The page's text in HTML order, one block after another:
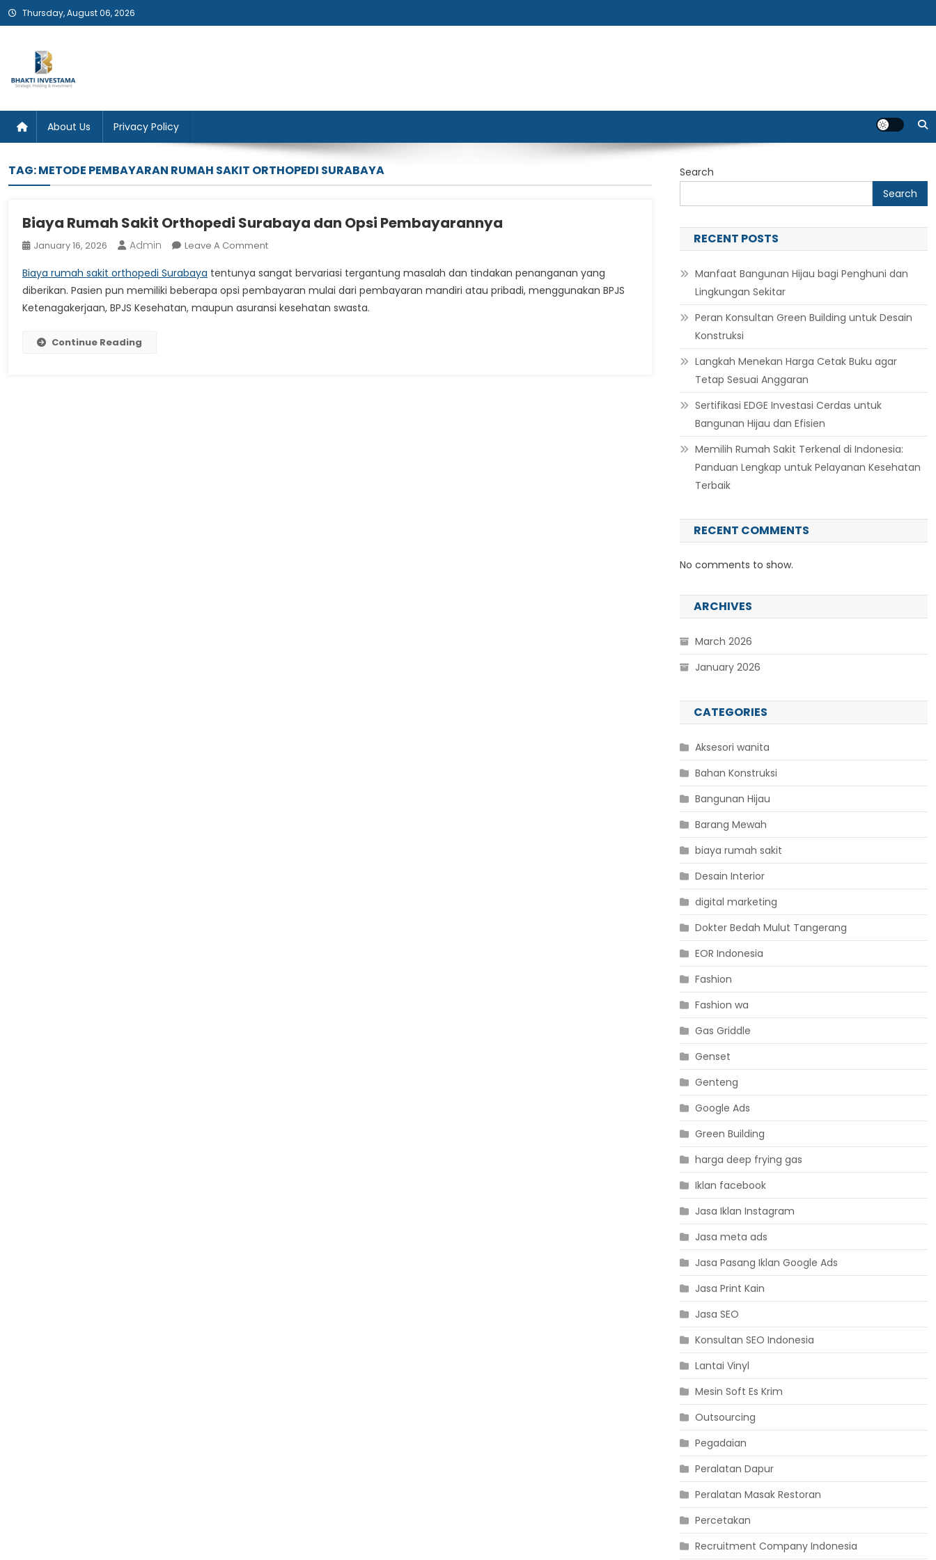
Skip
to
Thursday, August 06, 2026
Bhakti Investama
About Us Privacy Policy
TAG:METODE PEMBAYARAN RUMAH SAKIT ORTHOPEDI SURABAYA
Biaya Rumah Sakit Orthopedi Surabaya dan Opsi Pembayarannya
January 16, 2026 Admin Leave A CommentOn
Rumah
Sakit
Orthopedi
Biaya rumah sakit orthopedi Surabaya tentunya sangat bervariasi tergantung masalah dan tindakan penanganan yang
diberikan. Pasien pun memiliki beberapa opsi pembayaran mulai dari pembayaran mandiri atau pribadi, menggunakan BPJS
Ketenagakerjaan, BPJS Kesehatan, maupun asuransi kesehatan swasta.
Continue Reading
Search
Search
RECENT POSTS
Manfaat Bangunan Hijau bagi Penghuni dan
Lingkungan Sekitar
Peran Konsultan Green Building untuk Desain
Konstruksi
Langkah Menekan Harga Cetak Buku agar
Tetap Sesuai Anggaran
Sertifikasi EDGE Investasi Cerdas untuk
Bangunan Hijau dan Efisien
Memilih Rumah Sakit Terkenal di Indonesia:
Panduan Lengkap untuk Pelayanan Kesehatan
Terbaik
RECENT COMMENTS
No comments to show.
ARCHIVES
March 2026
January 2026
CATEGORIES
Aksesori wanita
Bahan Konstruksi
Bangunan Hijau
Barang Mewah
biaya rumah sakit
Desain Interior
digital marketing
Dokter Bedah Mulut Tangerang
EOR Indonesia
Fashion
Fashion wa
Gas Griddle
Genset
Genteng
Google Ads
Green Building
harga deep frying gas
Iklan facebook
Jasa Iklan Instagram
Jasa meta ads
Jasa Pasang Iklan Google Ads
Jasa Print Kain
Jasa SEO
Konsultan SEO Indonesia
Lantai Vinyl
Mesin Soft Es Krim
Outsourcing
Pegadaian
Peralatan Dapur
Peralatan Masak Restoran
Percetakan
Recruitment Company Indonesia